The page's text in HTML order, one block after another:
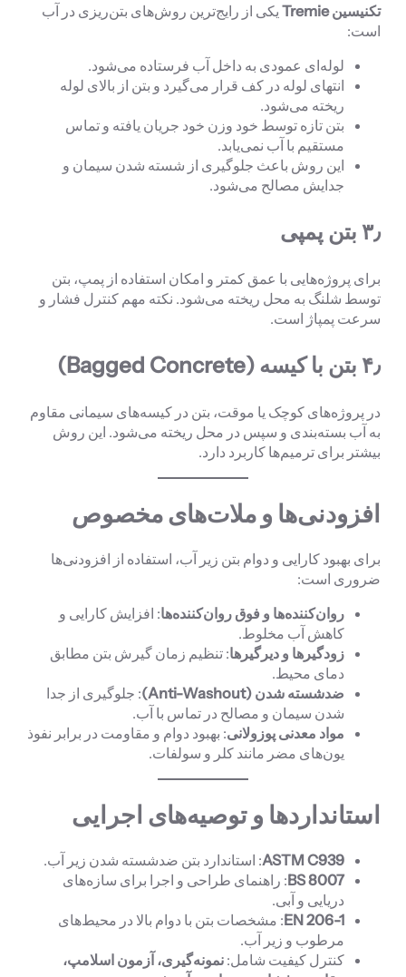
تکنیسینTremie
یکی از رایج‌ترین روش‌های بتن‌ریزی در آب
است:
لوله‌ای عمودی به داخل آب فرستاده می‌شود.
انتهای لوله در کف قرار می‌گیرد و بتن از بالای لوله
ریخته می‌شود.
بتن تازه توسط خود وزن خود جریان یافته و تماس
مستقیم با آب نمی‌یابد.
این روش باعث جلوگیری از شسته شدن سیمان و
جدایش مصالح می‌شود.
۳٫ بتن پمپی
برای پروژه‌هایی با عمق کمتر و امکان استفاده از پمپ، بتن
توسط شلنگ به محل ریخته می‌شود. نکته مهم کنترل فشار و
سرعت پمپاژ است.
۴٫ بتن با کیسه (Bagged Concrete)
در پروژه‌های کوچک یا موقت، بتن در کیسه‌های سیمانی مقاوم
به آب بسته‌بندی و سپس در محل ریخته می‌شود. این روش
بیشتر برای ترمیم‌ها کاربرد دارد.
افزودنی‌ها و ملات‌های مخصوص
برای بهبود کارایی و دوام بتن زیر آب، استفاده از افزودنی‌ها
ضروری است:
روان‌کننده‌ها و فوق روان‌کننده‌ها: افزایش کارایی و
کاهش آب مخلوط.
زودگیرها و دیرگیرها: تنظیم زمان گیرش بتن مطابق
دمای محیط.
ضدشسته شدن (Anti-Washout)
: جلوگیری از جدا
شدن سیمان و مصالح در تماس با آب.
مواد معدنی پوزولانی: بهبود دوام و مقاومت در برابر نفوذ
یون‌های مضر مانند کلر و سولفات.
استانداردها و توصیه‌های اجرایی
ASTM C939: استاندارد بتن ضدشسته شدن زیر آب.
BS 8007: راهنمای طراحی و اجرا برای سازه‌های
دریایی و آبی.
EN 206-1: مشخصات بتن با دوام بالا در محیط‌های
مرطوب و زیر آب.
کنترل کیفیت شامل: نمونه‌گیری، آزمون اسلامپ،